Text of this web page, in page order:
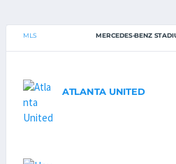
MLS MERCEDES-BENZ
ATLANTA UNITED